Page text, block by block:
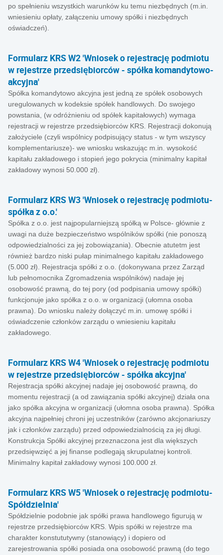
po spełnieniu wszystkich warunków ku temu niezbędnych (m.in.
wniesieniu opłaty, załączeniu umowy spółki i niezbędnych
oświadczeń).
Formularz KRS W2 'Wniosek o rejestrację podmiotu
w rejestrze przedsiębiorców - spółka komandytowo-
akcyjna'
Spółka komandytowo akcyjna jest jedną ze spółek osobowych
uregulowanych w kodeksie spółek handlowych. Do swojego
powstania, (w odróżnieniu od spółek kapitałowych) wymaga
rejestracji w rejestrze przedsiębiorców KRS. Rejestracji dokonują
założyciele (czyli wspólnicy podpisujący status - w tym wszyscy
komplementariusze)- we wniosku wskazując m.in. wysokość
kapitału zakładowego i stopień jego pokrycia (minimalny kapitał
zakładowy wynosi 50.000 zł).
Formularz KRS W3 'Wniosek o rejestrację podmiotu-
spółka z o.o.'
Spółka z o.o. jest najpopularniejszą spółką w Polsce- głównie z
uwagi na duże bezpieczeństwo wspólników spółki (nie ponoszą
odpowiedzialności za jej zobowiązania). Obecnie atutetm jest
również bardzo niski pułap minimalnego kapitału zakładowego
(5.000 zł). Rejestracja spółki z o.o. (dokonywana przez Zarząd
lub pełnomocnika Zgromadzenia wspólników) nadaje jej
osobowość prawną, do tej pory (od podpisania umowy spółki)
funkcjonuje jako spółka z o.o. w organizacji (ułomna osoba
prawna). Do wniosku należy dołączyć m.in. umowę spółki i
oświadczenie członków zarządu o wniesieniu kapitału
zakładowego.
Formularz KRS W4 'Wniosek o rejestrację podmiotu
w rejestrze przedsiębiorców - spółka akcyjna'
Rejestracja spółki akcyjnej nadaje jej osobowość prawną, do
momentu rejestracji (a od zawiązania spółki akcyjnej) działa ona
jako spółka akcyjna w organizacji (ułomna osoba prawna). Spółka
akcyjna najpełniej chroni jej uczestników (zarówno akcjonariuszy
jak i członków zarządu) przed odpowiedzialnością za jej długi.
Konstrukcja Spółki akcyjnej przeznaczona jest dla większych
przedsięwzięć a jej finanse podlegają skrupulatnej kontroli.
Minimalny kapitał zakładowy wynosi 100.000 zł.
Formularz KRS W5 'Wniosek o rejestrację podmiotu-
Spółdzielnia'
Spółdzielnie podobnie jak spółki prawa handlowego figurują w
rejestrze przedsiębiorców KRS. Wpis spółki w rejestrze ma
charakter konstututywny (stanowiący) i dopiero od
zarejestrowania spółki posiada ona osobowość prawną (do tego